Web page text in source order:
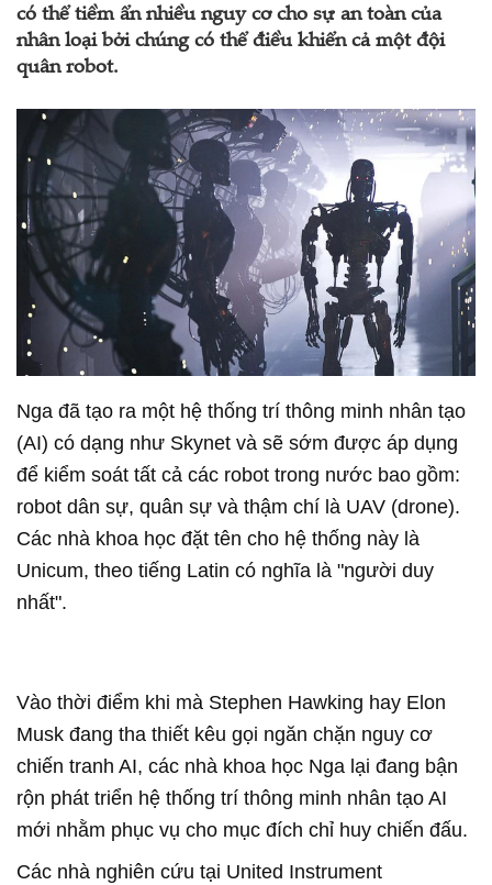
có thể tiềm ẩn nhiều nguy cơ cho sự an toàn của
nhân loại bởi chúng có thể điều khiển cả một đội
quân robot.
Nga đã tạo ra một hệ thống trí thông minh nhân tạo
(AI) có dạng như Skynet và sẽ sớm được áp dụng
để kiểm soát tất cả các robot trong nước bao gồm:
robot dân sự, quân sự và thậm chí là UAV (drone).
Các nhà khoa học đặt tên cho hệ thống này là
Unicum, theo tiếng Latin có nghĩa là "người duy
nhất".
Vào thời điểm khi mà Stephen Hawking hay Elon
Musk đang tha thiết kêu gọi ngăn chặn nguy cơ
chiến tranh AI, các nhà khoa học Nga lại đang bận
rộn phát triển hệ thống trí thông minh nhân tạo AI
mới nhằm phục vụ cho mục đích chỉ huy chiến đấu.
Các nhà nghiên cứu tại United Instrument